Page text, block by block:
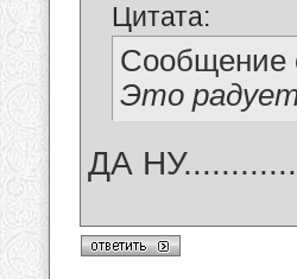
Цитата:
Сообщение
Это
ДА